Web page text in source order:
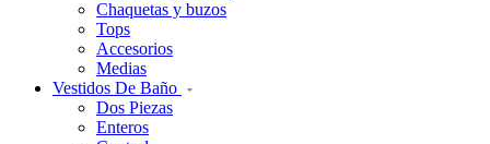
Chaquetas y buzos
Tops
Accesorios
Medias
Vestidos De Baño
Dos Piezas
Enteros